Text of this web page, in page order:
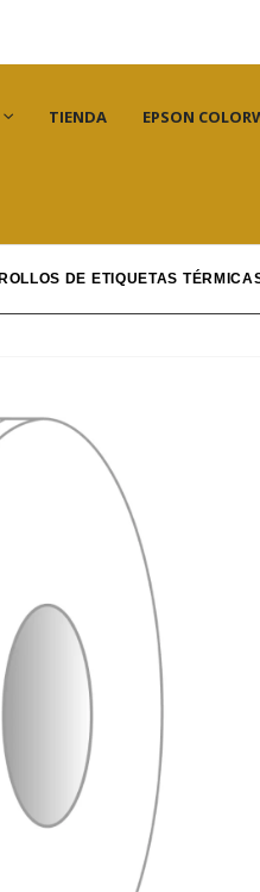
TIENDA EPSON
DE ETIQUETAS